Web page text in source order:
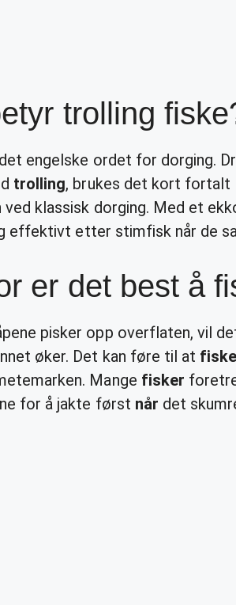
trolling
det engelske ordet for dorging.
trolling, brukes det kort
ved klassisk dorging. Med et
effektivt etter stimfisk når de
er det best å
pisker opp overflaten, vil
øker. Det kan føre til at
Mange fisker
for å jakte først når det